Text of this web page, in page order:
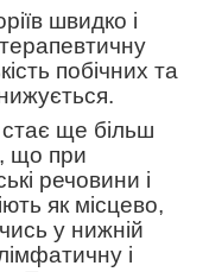
швидко і
побічних та
стає ще більш
що при
речовини і
як місцево,
у нижній
і